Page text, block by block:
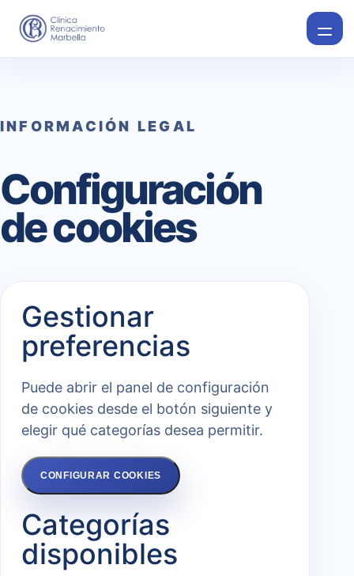
INFORMACIÓN LEGAL
Configuración
de cookies
Gestionar
preferencias
Puede abrir el panel de configuración
de cookies desde el botón siguiente y
elegir qué categorías desea permitir.
CONFIGURAR COOKIES
Categorías
disponibles